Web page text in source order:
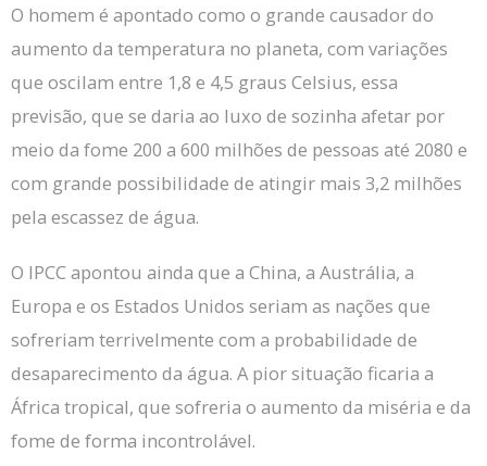
O homem é apontado como o grande causador do
aumento da temperatura no planeta, com variações
que oscilam entre 1,8 e 4,5 graus Celsius, essa
previsão, que se daria ao luxo de sozinha afetar por
meio da fome 200 a 600 milhões de pessoas até 2080 e
com grande possibilidade de atingir mais 3,2 milhões
pela escassez de água.
O IPCC apontou ainda que a China, a Austrália, a
Europa e os Estados Unidos seriam as nações que
sofreriam terrivelmente com a probabilidade de
desaparecimento da água. A pior situação ficaria a
África tropical, que sofreria o aumento da miséria e da
fome de forma incontrolável.